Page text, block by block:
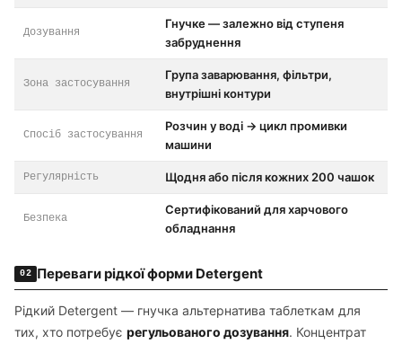
Дозування
Гнучке — залежно від ступеня
забруднення
Зона застосування
Група заварювання, фільтри,
внутрішні контури
Спосіб застосування
Розчин у воді → цикл промивки
машини
Регулярність Щодня або після кожних 200 чашок
Безпека
Сертифікований для харчового
обладнання
02 Переваги рідкої форми Detergent
Рідкий Detergent — гнучка альтернатива таблеткам для
тих, хто потребує регульованого дозування. Концентрат